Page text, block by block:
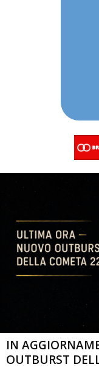
IN
OUTBURST